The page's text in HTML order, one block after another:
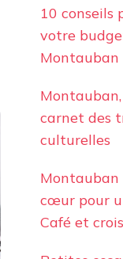
10 conseils
votre
Montauban
Montauban,
carnet des
culturelles
Montauban
cœur pour
Café et